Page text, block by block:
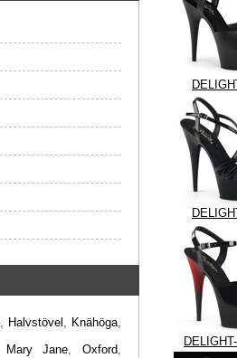
, Halvstövel , Knähöga,
Mary Jane, Oxford,